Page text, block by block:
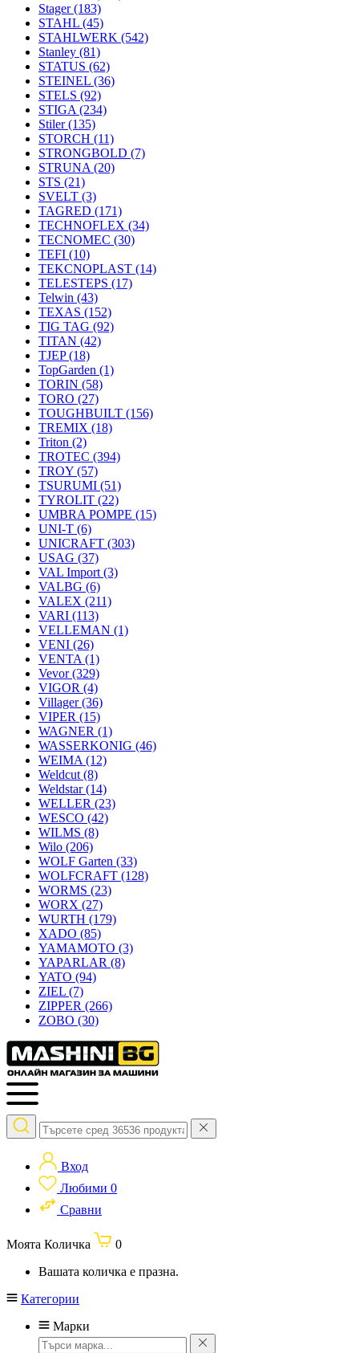
Stager(183)
STAHL (45)
STAHLWERK (542)
Stanley (81)
STATUS (62)
STEINEL (36)
STELS (92)
STIGA (234)
Stiler(135)
STORCH (11)
STRONGBOLD (7)
STRUNA (20)
STS (21)
SVELT (3)
TAGRED (171)
TECHNOFLEX (34)
TECNOMEC (30)
TEFI (10)
TEKCNOPLAST (14)
TELESTEPS (17)
Telwin (43)
TEXAS (152)
TIG TAG (92)
TITAN (42)
TJEP(18)
TopGarden (1)
TORIN (58)
TORO (27)
TOUGHBUILT (156)
TREMIX (18)
Triton (2)
TROTEC (394)
TROY (57)
TSURUMI (51)
TYROLIT (22)
UMBRA POMPE (15)
UNI-T (6)
UNICRAFT (303)
USAG (37)
VAL Import (3)
VALBG (6)
VALEX (211)
VARI (113)
VELLEMAN (1)
VENI (26)
VENTA (1)
Vevor(329)
VIGOR (4)
Villager(36)
VIPER (15)
WAGNER (1)
WASSERKONIG (46)
WEIMA (12)
Weldcut (8)
Weldstar(14)
WELLER (23)
WESCO (42)
WILMS (8)
Wilo (206)
WOLF Garten (33)
WOLFCRAFT (128)
WORMS (23)
WORX (27)
WURTH (179)
XADO (85)
YAMAMOTO (3)
YAPARLAR (8)
YATO (94)
ZIEL (7)
ZIPPER (266)
ZOBO (30)
Вход
Любими 0
Сравни
Моята Количка
0
Вашата количка е празна.
Категории
Марки